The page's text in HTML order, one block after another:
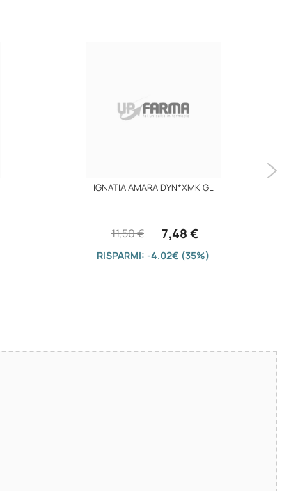
IGNATIA AMARA DYN*XMK GL
7,48 €
11,50 €
RISPARMI: -4.02€ (35%)